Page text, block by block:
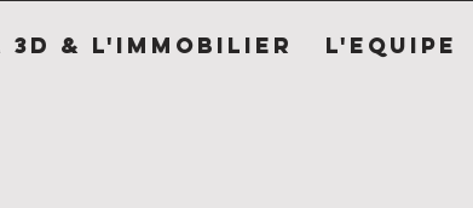
3D & L'IMMOBILIER L'EQUIPE